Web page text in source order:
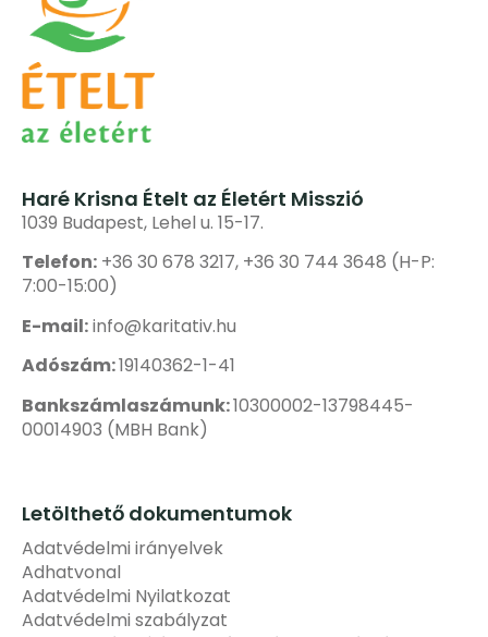
Haré Krisna Ételt az Életért Misszió
1039 Budapest, Lehel u. 15-17.
Telefon: +36 30 678 3217, +36 30 744 3648 (H-P:
7:00-15:00)
E-mail:info@karitativ.hu
Adószám:19140362-1-41
Bankszámlaszámunk:10300002-13798445-
00014903 (MBH Bank)
Letölthető dokumentumok
Adatvédelmi irányelvek
Adhatvonal
Adatvédelmi Nyilatkozat
Adatvédelmi szabályzat